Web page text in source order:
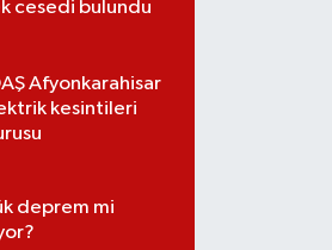
cesedi bulundu
Afyonkarahisar
kesintileri
deprem mi